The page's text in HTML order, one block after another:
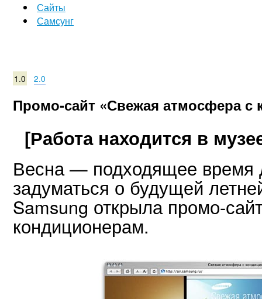
Сайты
Самсунг
1.0 2.0
Промо-сайт «Свежая атмосфера с
[Работа находится в
Весна — подходящее время
задуматься о будущей
Samsung открыла промо-
кондиционерам.